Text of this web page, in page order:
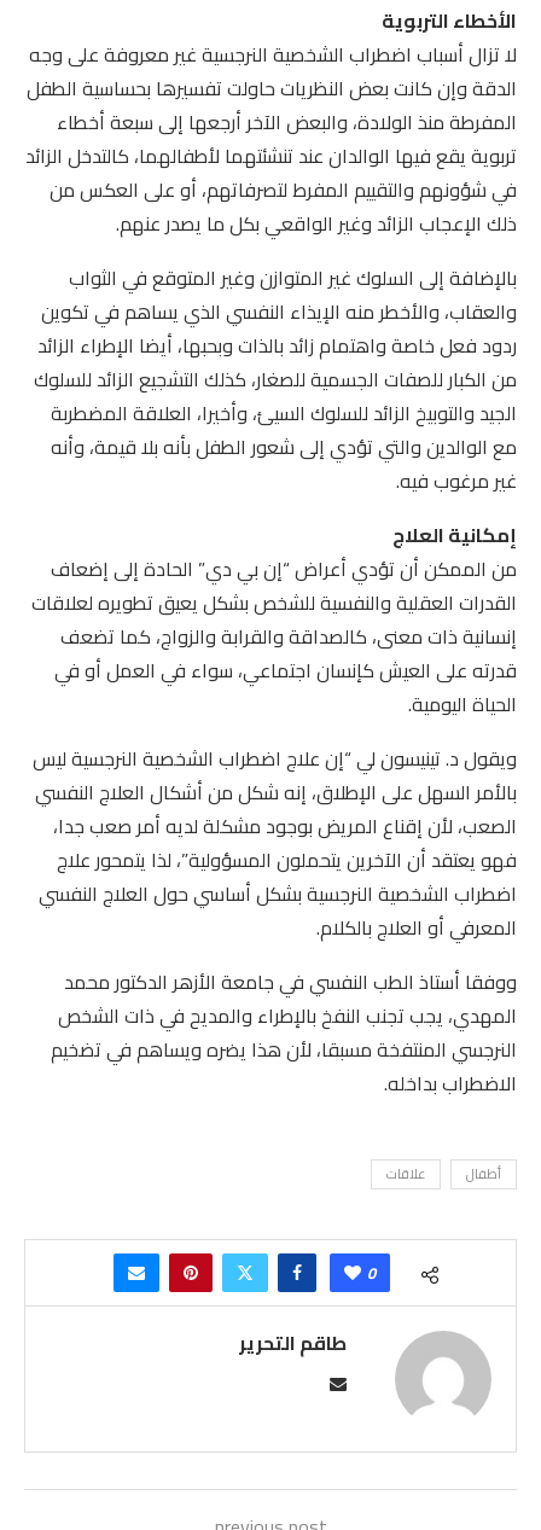
الأخطاء التربوية
لا تزال أسباب اضطراب الشخصية النرجسية غير معروفة على وجه
الدقة وإن كانت بعض النظريات حاولت تفسيرها بحساسية الطفل
المفرطة منذ الولادة، والبعض الآخر أرجعها إلى سبعة أخطاء
تربوية يقع فيها الوالدان عند تنشئتهما لأطفالهما، كالتدخل الزائد
في شؤونهم والتقييم المفرط لتصرفاتهم، أو على العكس من
ذلك الإعجاب الزائد وغير الواقعي بكل ما يصدر عنهم.
بالإضافة إلى السلوك غير المتوازن وغير المتوقع في الثواب
والعقاب، والأخطر منه الإيذاء النفسي الذي يساهم في تكوين
ردود فعل خاصة واهتمام زائد بالذات وبحبها، أيضا الإطراء الزائد
من الكبار للصفات الجسمية للصغار، كذلك التشجيع الزائد للسلوك
الجيد والتوبيخ الزائد للسلوك السيئ، وأخيرا، العلاقة المضطربة
مع الوالدين والتي تؤدي إلى شعور الطفل بأنه بلا قيمة، وأنه
غير مرغوب فيه.
إمكانية العلاج
من الممكن أن تؤدي أعراض “إن بي دي” الحادة إلى إضعاف
القدرات العقلية والنفسية للشخص بشكل يعيق تطويره لعلاقات
إنسانية ذات معنى، كالصداقة والقرابة والزواج، كما تضعف
قدرته على العيش كإنسان اجتماعي، سواء في العمل أو في
الحياة اليومية.
ويقول د. تينيسون لي “إن علاج اضطراب الشخصية النرجسية ليس
بالأمر السهل على الإطلاق، إنه شكل من أشكال العلاج النفسي
الصعب، لأن إقناع المريض بوجود مشكلة لديه أمر صعب جدا،
فهو يعتقد أن الآخرين يتحملون المسؤولية”، لذا يتمحور علاج
اضطراب الشخصية النرجسية بشكل أساسي حول العلاج النفسي
المعرفي أو العلاج بالكلام.
ووفقا أستاذ الطب النفسي في جامعة الأزهر الدكتور محمد
المهدي، يجب تجنب النفخ بالإطراء والمديح في ذات الشخص
النرجسي المنتفخة مسبقا، لأن هذا يضره ويساهم في تضخيم
الاضطراب بداخله.
أطفال علاقات
0
طاقم التحرير